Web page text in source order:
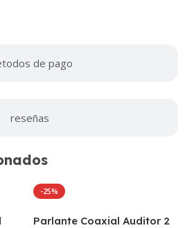
de pago
reseñas
-25%
Parlante Coaxial Auditor 2